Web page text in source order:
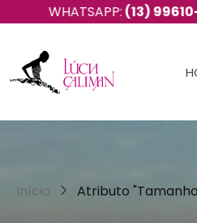
(13) 99610-9543 |
Início Atributo